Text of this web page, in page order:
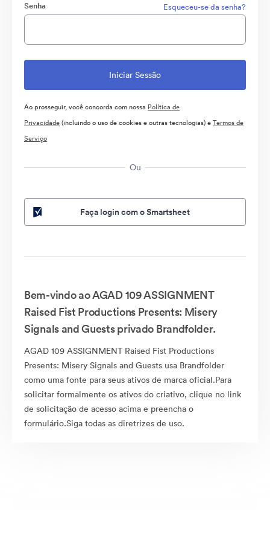
Senha Esqueceu-se da senha?
Ao prosseguir, você concorda com nossa Política de
Privacidade(incluindo o uso de cookies e outras tecnologias) eTermos de
Serviço
Ou
Faça login com o Smartsheet
Bem-vindo ao AGAD 109 ASSIGNMENT
Raised Fist Productions Presents: Misery
Signals and Guests privado Brandfolder.
AGAD 109 ASSIGNMENT Raised Fist Productions
Presents: Misery Signals and Guests usa Brandfolder
como uma fonte para seus ativos de marca oficial.Para
solicitar formalmente os ativos do criativo, clique no link
de solicitação de acesso acima e preencha o
formulário.Siga todas as diretrizes de uso.